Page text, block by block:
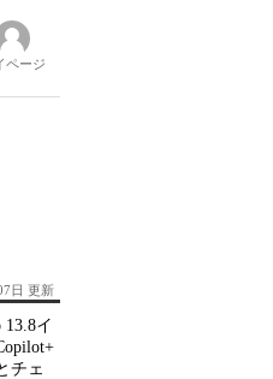
ページ
日 更新
13.8イ
チェ